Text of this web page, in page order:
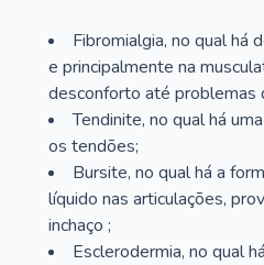
Fibromialgia, no qual há
e principalmente na
desconforto até problemas
Tendinite, no qual há
os tendões;
Bursite, no qual há a
líquido nas articulações,
inchaço ;
Esclerodermia, no qual